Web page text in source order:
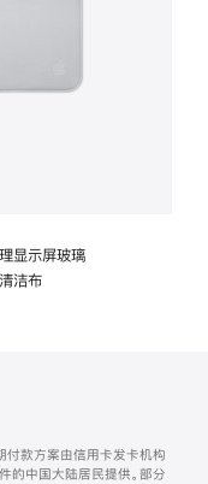
显示屏玻璃
洁布
付款方案由信用卡发卡机构
的中国大陆居民提供。部分